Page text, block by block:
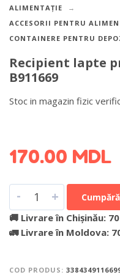
ALIMENTAȚIE
ACCESORII PENTRU
CONTAINERE PENTRU
Recipient lapte
B911669
Stoc in magazin fizic
170.00 MDL
- + Cumpără
🚚 Livrare în Chișinău:
🚛 Livrare în Moldova:
COD PRODUS: